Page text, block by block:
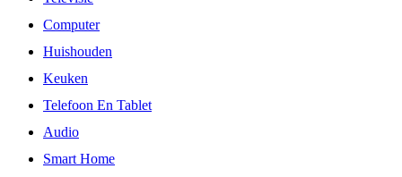
Computer
Huishouden
Keuken
Telefoon En Tablet
Audio
Smart Home